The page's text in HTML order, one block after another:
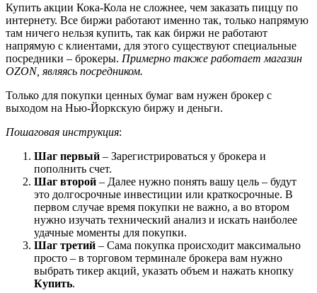
Купить акции Кока-Кола не сложнее, чем заказать пиццу по
интернету. Все биржи работают именно так, только напрямую
там ничего нельзя купить, так как биржи не работают
напрямую с клиентами, для этого существуют специальные
посредники – брокеры. Примерно также работает магазин
OZON, являясь посредником.
Только для покупки ценных бумаг вам нужен брокер с
выходом на Нью-Йоркскую биржу и деньги.
Пошаговая инструкция:
Шаг первый – Зарегистрироваться у брокера и
пополнить счет.
Шаг второй – Далее нужно понять вашу цель – будут
это долгосрочные инвестиции или краткосрочные. В
первом случае время покупки не важно, а во втором
нужно изучать технический анализ и искать наиболее
удачные моменты для покупки.
Шаг третий – Сама покупка происходит максимально
просто – в торговом терминале брокера вам нужно
выбрать тикер акций, указать объем и нажать кнопку
Купить.